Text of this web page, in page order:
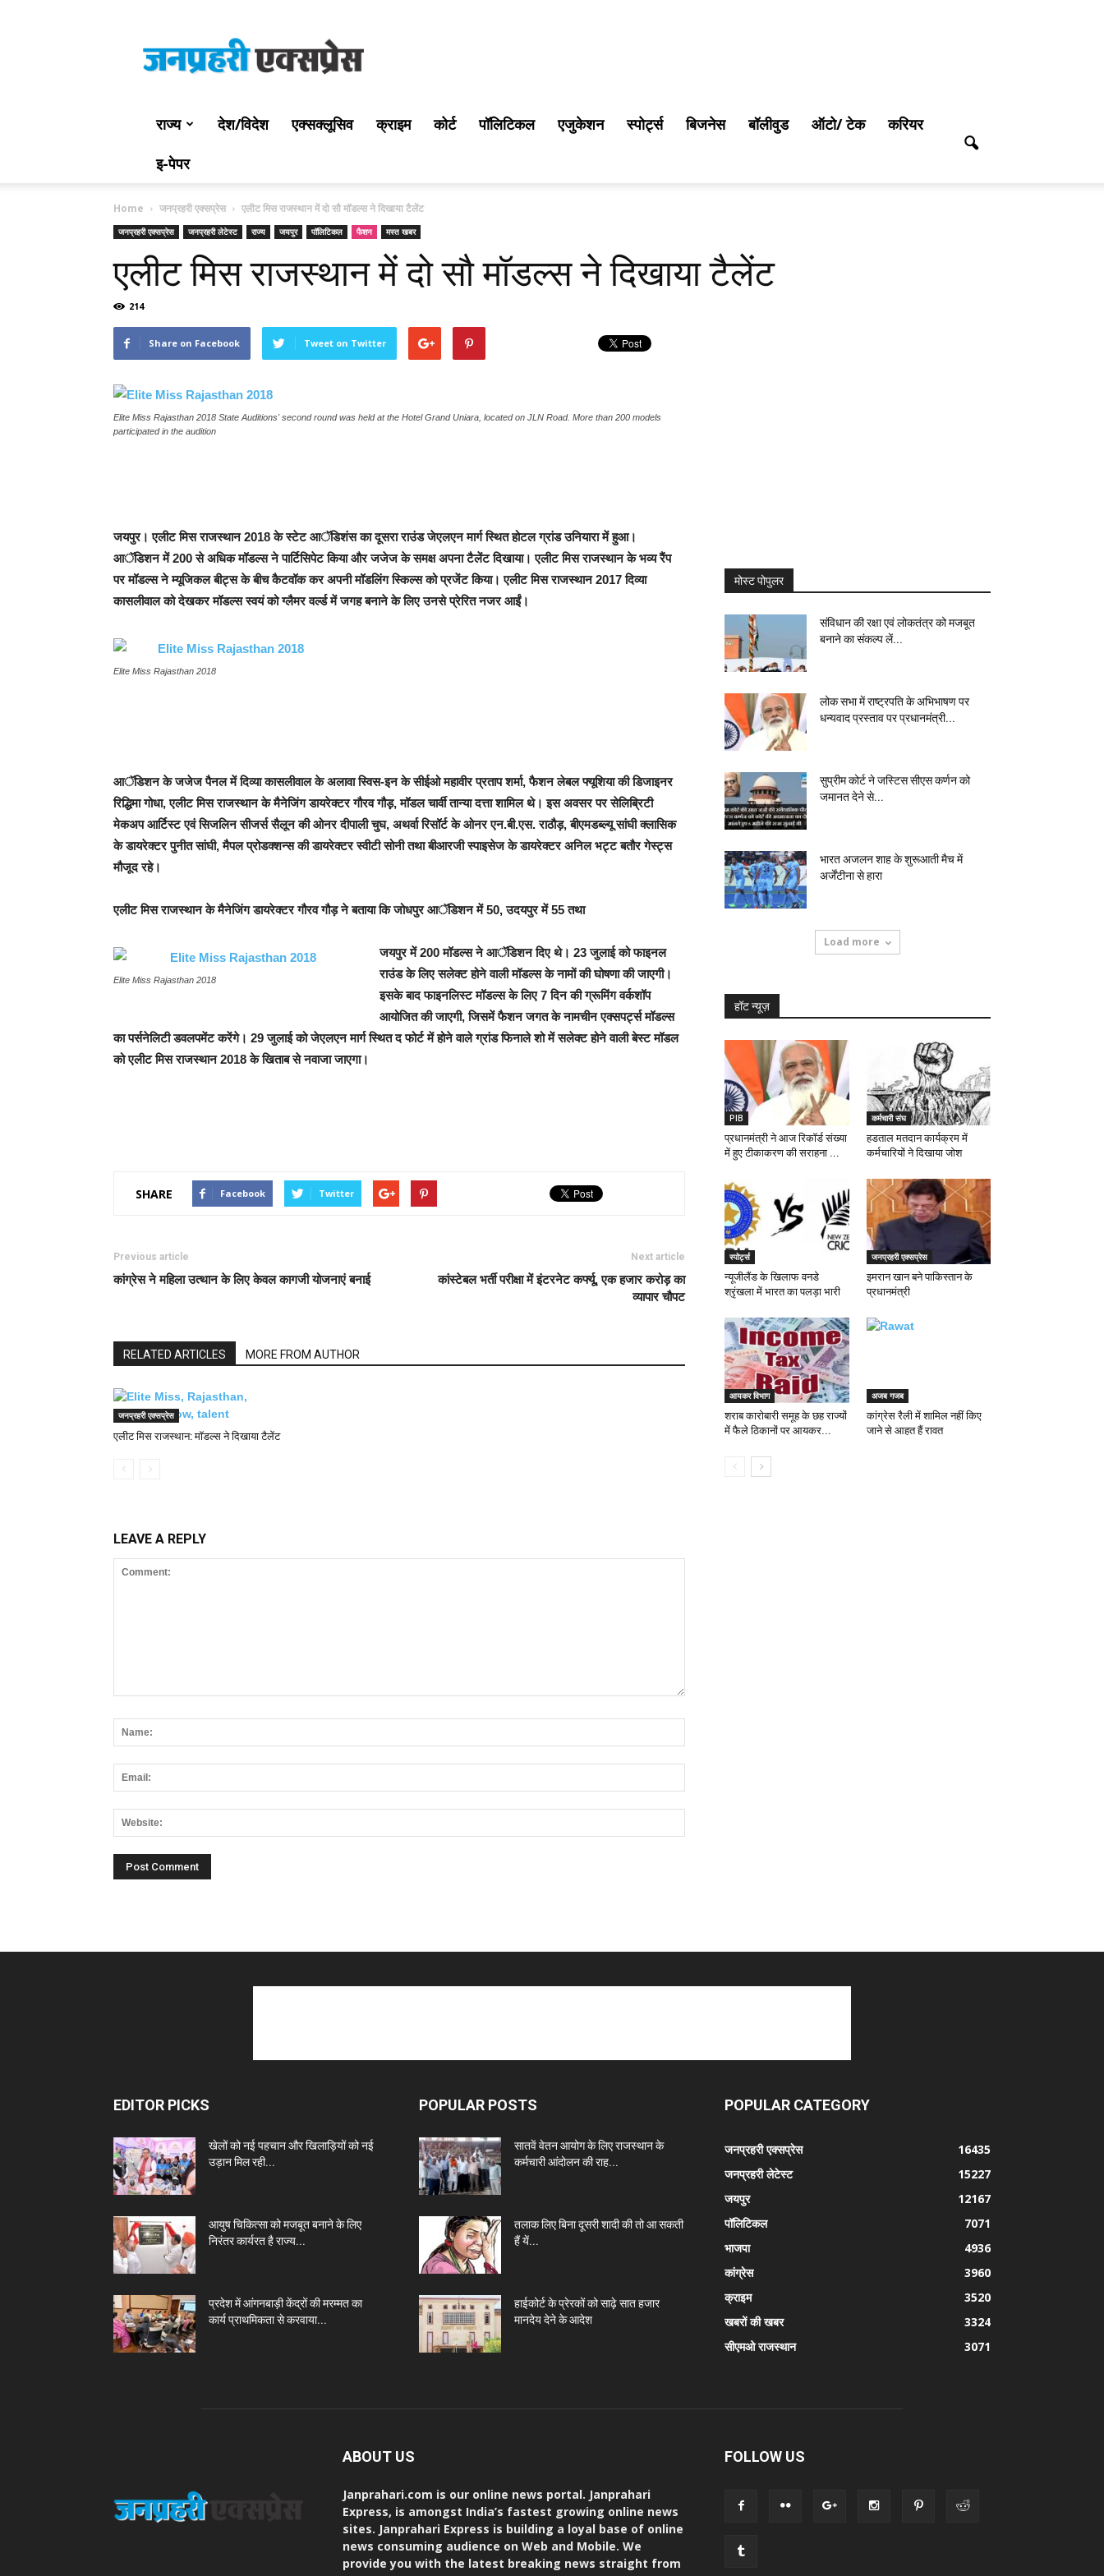
Prahari
Express
राज्य देश/विदेश एक्सक्लूसिव क्राइम कोर्ट पॉलिटिकल एजुकेशन स्पोर्ट्स बिजनेस बॉलीवुड ऑटो/ टेक
करियर
इ-पेपर
Home जनप्रहरी एक्सप्रेस एलीट मिस राजस्थान में दो सौ मॉडल्स ने दिखाया टैलेंट
जनप्रहरी एक्सप्रेस जनप्रहरी लेटेस्ट राज्य जयपुर पॉलिटिकल फैशन मस्त खबर
एलीट मिस राजस्थान में दो सौ मॉडल्स ने दिखाया टैलेंट
214
Share on Facebook Tweet on Twitter
Elite Miss Rajasthan 2018 State Auditions' second round was held at the Hotel Grand Uniara, located on JLN Road. More than 200 models
participated in the audition
जयपुर। एलीट मिस राजस्थान 2018 के स्टेट आॅडिशंस का दूसरा राउंड जेएलएन मार्ग स्थित होटल ग्रांड उनियारा में हुआ।
आॅडिशन में 200 से अधिक मॉडल्स ने पार्टिसिपेट किया और जजेज के समक्ष अपना टैलेंट दिखाया। एलीट मिस राजस्थान के भव्य रैंप
पर मॉडल्स ने म्यूजिकल बीट्स के बीच कैटवॉक कर अपनी मॉडलिंग स्किल्स को प्रजेंट किया। एलीट मिस राजस्थान 2017 दिव्या
कासलीवाल को देखकर मॉडल्स स्वयं को ग्लैमर वर्ल्ड में जगह बनाने के लिए उनसे प्रेरित नजर आईं।
Elite Miss Rajasthan 2018
आॅडिशन के जजेज पैनल में दिव्या कासलीवाल के अलावा स्विस-इन के सीईओ महावीर प्रताप शर्मा, फैशन लेबल फ्यूशिया की डिजाइनर
रिद्धिमा गोधा, एलीट मिस राजस्थान के मैनेजिंग डायरेक्टर गौरव गौड़़, मॉडल चार्वी तान्या दत्ता शामिल थे। इस अवसर पर सेलिब्रिटी
मेकअप आर्टिस्ट एवं सिजलिन सीजर्स सैलून की ओनर दीपाली चुघ, अथर्वा रिसॉर्ट के ओनर एन.बी.एस. राठौड़, बीएमडब्ल्यू सांघी क्लासिक
के डायरेक्टर पुनीत सांघी, मैपल प्रोडक्शन्स की डायरेक्टर स्वीटी सोनी तथा बीआरजी स्पाइसेज के डायरेक्टर अनिल भट्ट बतौर गेस्ट्स
मौजूद रहे।
एलीट मिस राजस्थान के मैनेजिंग डायरेक्टर गौरव गौड़ ने बताया कि जोधपुर आॅडिशन में 50, उदयपुर में 55 तथा
Elite Miss Rajasthan 2018
जयपुर में 200 मॉडल्स ने आॅडिशन दिए थे। 23 जुलाई को फाइनल
राउंड के लिए सलेक्ट होने वाली मॉडल्स के नामों की घोषणा की जाएगी।
इसके बाद फाइनलिस्ट मॉडल्स के लिए 7 दिन की ग्रूमिंग वर्कशॉप
आयोजित की जाएगी, जिसमें फैशन जगत के नामचीन एक्सपर्ट्स मॉडल्स
का पर्सनेलिटी डवलपमेंट करेंगे। 29 जुलाई को जेएलएन मार्ग स्थित द फोर्ट में होने वाले ग्रांड फिनाले शो में सलेक्ट होने वाली बेस्ट मॉडल
को एलीट मिस राजस्थान 2018 के खिताब से नवाजा जाएगा।
SHARE Facebook Twitter
Previous article
कांग्रेस ने महिला उत्थान के लिए केवल कागजी योजनाएं बनाई
Next article
कांस्टेबल भर्ती परीक्षा में इंटरनेट कर्फ्यू, एक हजार करोड़ का
व्यापार चौपट
RELATED ARTICLES MORE FROM AUTHOR
जनप्रहरी एक्सप्रेस
एलीट मिस राजस्थान: मॉडल्स ने दिखाया टैलेंट
LEAVE A REPLY
मोस्ट पोपुलर
संविधान की रक्षा एवं लोकतंत्र को मजबूत
बनाने का संकल्प लें...
लोक सभा में राष्‍ट्रपति के अभिभाषण पर
धन्‍यवाद प्रस्‍ताव पर प्रधानमंत्री...
सुप्रीम कोर्ट ने जस्टिस सीएस कर्णन को
जमानत देने से...
भारत अजलन शाह के शुरूआती मैच में
अर्जेंटीना से हारा
Load more
हॉट न्यूज़
PIB
प्रधानमंत्री ने आज रिकॉर्ड संख्‍या
में हुए टीकाकरण की सराहना ...
कर्मचारी संघ
हडताल मतदान कार्यक्रम में
कर्मचारियों ने दिखाया जोश
स्पोर्ट्स
न्यूजीलैंड के खिलाफ वनडे
श्रृंखला में भारत का पलड़ा भारी
जनप्रहरी एक्सप्रेस
इमरान खान बने पाकिस्तान के
प्रधानमंत्री
आयकर विभाग
शराब कारोबारी समूह के छह राज्यों
में फैले ठिकानों पर आयकर...
अजब गजब
कांग्रेस रैली में शामिल नहीं किए
जाने से आहत हैं रावत
EDITOR PICKS
खेलों को नई पहचान और खिलाड़ियों को नई
उड़ान मिल रही...
आयुष चिकित्सा को मजबूत बनाने के लिए
निरंतर कार्यरत है राज्य...
प्रदेश में आंगनबाड़ी केंद्रों की मरम्मत का
कार्य प्राथमिकता से करवाया...
POPULAR POSTS
सातवें वेतन आयोग के लिए राजस्थान के
कर्मचारी आंदोलन की राह...
तलाक लिए बिना दूसरी शादी की तो आ सकती
हैं यें...
हाईकोर्ट के प्रेरकों को साढ़े सात हजार
मानदेय देने के आदेश
POPULAR CATEGORY
जनप्रहरी एक्सप्रेस
16435
जनप्रहरी लेटेस्ट
15227
जयपुर
12167
पॉलिटिकल
7071
भाजपा
4936
कांग्रेस
3960
क्राइम
3520
खबरों की खबर
3324
सीएमओ राजस्थान
3071
ABOUT US
Janprahari.com is our online news portal. Janprahari
Express, is amongst India’s fastest growing online news
sites. Janprahari Express is building a loyal base of online
news consuming audience on Web and Mobile. We
provide you with the latest breaking news straight from
FOLLOW US